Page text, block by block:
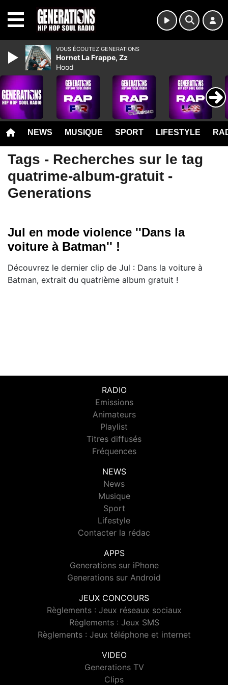
NEWS MUSIQUE SPORT LIFESTYLE
Tags - Recherches sur le tag
quatrime-album-gratuit -
Generations
Jul en mode violence ''Dans la
voiture à Batman'' !
Découvrez le dernier clip de Jul : Dans la voiture à
Batman, extrait du quatrième album gratuit !
RADIO
Emissions
Animateurs
Playlist
Titres diffusés
Fréquences
NEWS
News
Musique
Sport
Lifestyle
Contacter la rédac
APPS
Generations sur iPhone
Generations sur Android
JEUX CONCOURS
Règlements : Jeux réseaux sociaux
Règlements : Jeux SMS
Règlements : Jeux téléphone et internet
VIDEO
Generations TV
Clips
VOUS ÉCOUTEZ GENERATIONS
Hornet La Frappe, Zz
Hood